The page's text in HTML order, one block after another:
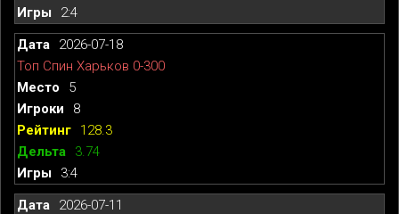
2:4
2026-07-18
Топ Спин Харьков 0-300
5
8
128.3
3.74
3:4
2026-07-11